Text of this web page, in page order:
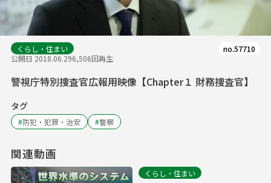
くらし・住まい
公開日 2018.06.296,506回再生
no.57710
警視庁特別捜査官広報用映像【Chapter１ 財務捜査官】
タグ
#防犯・犯罪・治安 #警察
関連動画
くらし・住まい